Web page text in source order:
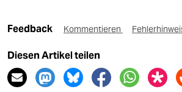
Feedback Kommentieren
Diesen Artikel teilen